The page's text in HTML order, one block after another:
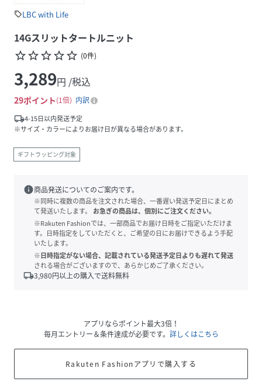
sellLBC with Life
14Gスリットタートルニット
star_borderstar_borderstar_borderstar_borderstar_border (0件)
3,289円 /税込
29ポイント 1倍
内訳
local_shipping4-15日以内発送予定
※サイズ・カラーによりお届け日が異なる場合があります。
ギフトラッピング対象
info商品発送についてのご案内です。
※同時に複数の商品を注文された場合、一番遅い発送予定日にまとめ
て発送いたします。
お急ぎの商品は、個別にご注文ください。
※Rakuten Fashionでは、一部商品でお届け日時をご指定いただけま
す。日時指定をしていただくと、ご希望の日にお届けできるよう手配
いたします。
※日時指定がない場合、記載されている発送予定日よりも遅れて発送
される場合がございますので、あらかじめご了承ください。
local_shipping3,980円以上の購入で送料無料
アプリならポイント最大3倍！
毎月エントリー＆条件達成が必要です。 詳しくはこちら
Rakuten Fashionアプリで購入する